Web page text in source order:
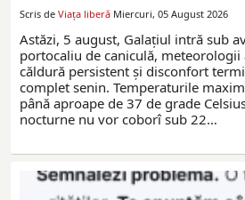
Scris de Viaţa liberă Miercuri, 05 August 2026
Astăzi, 5 august, Galațiul intră sub
portocaliu de caniculă,
căldură persistent și disconfort
complet senin. Temperaturile
până aproape de 37 de grade
nocturne nu vor coborî sub 22…